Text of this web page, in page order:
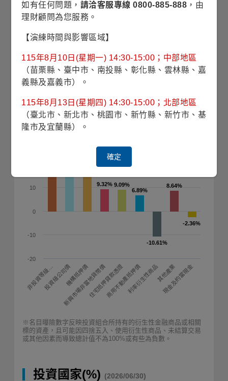
資組合的債信品質。各持債引用不同債信評等機構(標準普爾、
穆迪及惠譽)之評等。若三家均有評等取中間級；若兩家有評等
取最低級(西方資產系列取最高評級)；若只有一家有評等則取該
項目包含債券以及信用型的衍生性金融商品部位。信用評等由
合之債信風險愈高。
32.27%
32.27%
16.09%
16.09%
9.32%
9.32% 9.09%
9.09%
6.89%
6.89%
-10.61%
-10.61%
8.64%
8.64%
-2.36%
-2.36%
非投資等級…投資級公司債機構抵押債
新興市場非當地貨幣債住宅抵押貸款憑證商用不動產抵押債利率衍生性商品其他產業
現金及約當現金
-20
-10
0
10
40
※名目曝險數字反映投資組合所持有的衍生性金融商品或相關
標的資產，且可能因四捨五入、使用衍生性商品、未結算交易
或其他因素而導致總計值不為100%或有些為負數。
投資國家(%) (2026/06/30)
如有任何問題， 請洽客服專線 0800-885-888 ，由
理財顧問為您服務。
【演練時間與影響區域】
115年8月10日(星期一) 14:30-15:00；中部地區
（苗栗縣、臺中市、南投縣、彰化縣、雲林縣、嘉
義縣及嘉義市）。
115年8月13日(星期四) 14:30-15:00；北部地區
（臺北市、新北市、桃園市、新竹縣、新竹市、基
隆市及宜蘭縣）。
確定